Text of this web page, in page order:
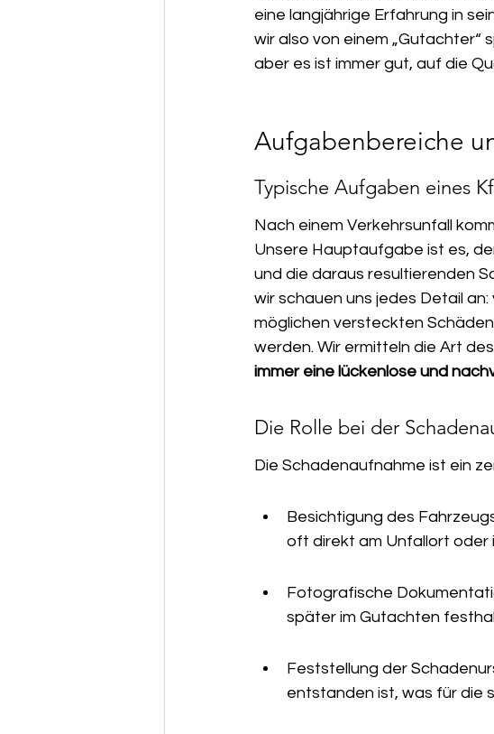
eine langjährige Erfahrung in
wir also von einem „Gutachter“
aber es ist immer gut, auf die
Aufgabenbereiche
Typische Aufgaben eines
Nach einem Verkehrsunfall
Unsere Hauptaufgabe ist es,
und die daraus resultierenden
wir schauen uns jedes Detail
möglichen versteckten
werden. Wir ermitteln die Art
immer eine lückenlose und
Die Rolle bei der
Die Schadenaufnahme ist ein
Besichtigung des
oft direkt am Unfallort oder
Fotografische
später im Gutachten
Feststellung der
entstanden ist, was für die